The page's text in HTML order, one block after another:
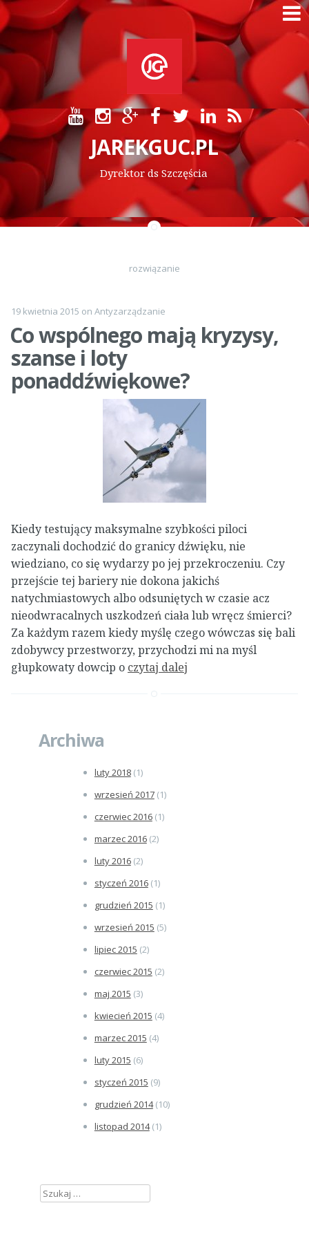
Skip
to
content
JAREKGUC.PL
Dyrektor ds Szczęścia
rozwiązanie
19 kwietnia 2015 on Antyzarządzanie
Co wspólnego mają kryzysy,
szanse i loty
ponaddźwiękowe?
Kiedy testujący maksymalne szybkości piloci
zaczynali dochodzić do granicy dźwięku, nie
wiedziano, co się wydarzy po jej przekroczeniu. Czy
przejście tej bariery nie dokona jakichś
natychmiastowych albo odsuniętych w czasie acz
nieodwracalnych uszkodzeń ciała lub wręcz śmierci?
Za każdym razem kiedy myślę czego wówczas się bali
zdobywcy przestworzy, przychodzi mi na myśl
głupkowaty dowcip o czytaj dalej
Archiwa
luty 2018(1)
wrzesień 2017(1)
czerwiec 2016(1)
marzec 2016(2)
luty 2016(2)
styczeń 2016(1)
grudzień 2015 (1)
wrzesień 2015 (5)
lipiec 2015 (2)
czerwiec 2015 (2)
maj 2015 (3)
kwiecień 2015 (4)
marzec 2015 (4)
luty 2015 (6)
styczeń 2015 (9)
grudzień 2014(10)
listopad 2014(1)
Szukaj: